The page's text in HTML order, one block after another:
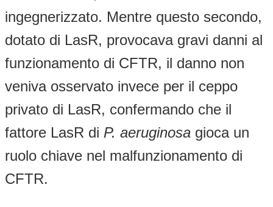
ingegnerizzato. Mentre questo secondo,
dotato di LasR, provocava gravi danni al
funzionamento di CFTR, il danno non
veniva osservato invece per il ceppo
privato di LasR, confermando che il
fattore LasR di P. aeruginosa gioca un
ruolo chiave nel malfunzionamento di
CFTR.